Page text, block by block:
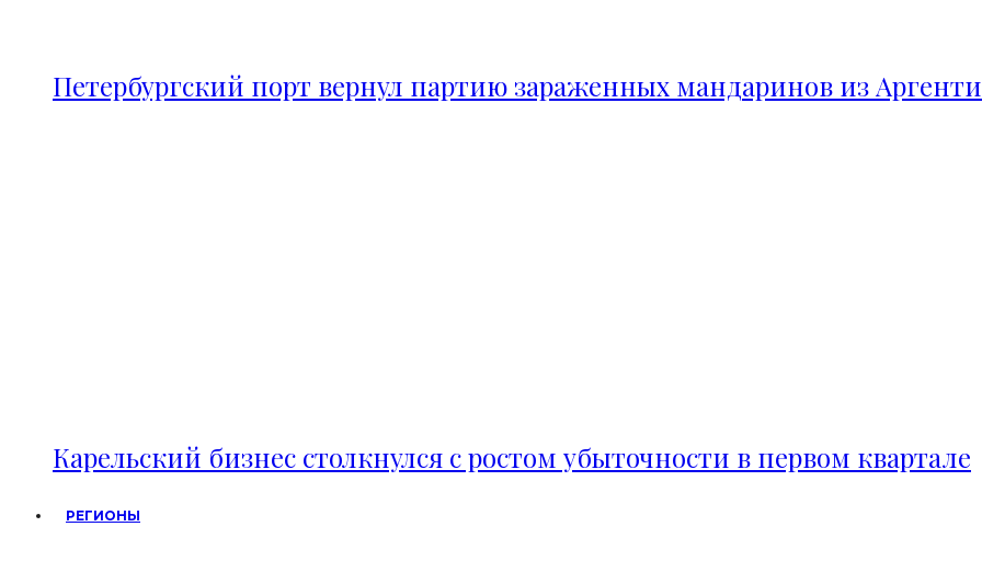
Петербургский порт вернул партию зараженных мандаринов из
Карельский бизнес столкнулся с ростом убыточности в первом квартале
РЕГИОНЫ